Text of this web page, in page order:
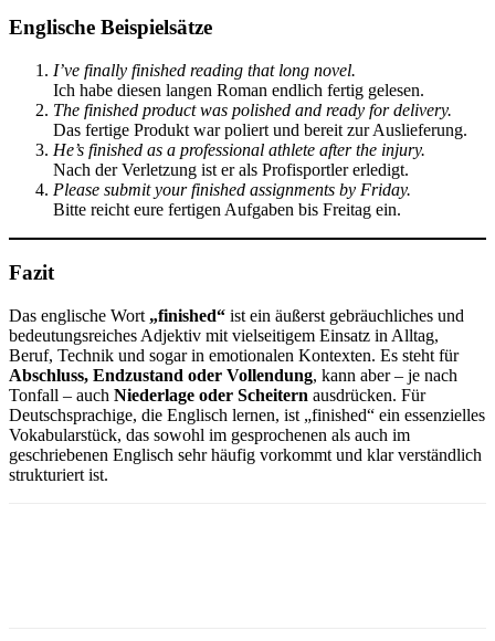
Englische Beispielsätze
I’ve finally finished reading that long novel.
Ich habe diesen langen Roman endlich fertig gelesen.
The finished product was polished and ready for delivery.
Das fertige Produkt war poliert und bereit zur Auslieferung.
He’s finished as a professional athlete after the injury.
Nach der Verletzung ist er als Profisportler erledigt.
Please submit your finished assignments by Friday.
Bitte reicht eure fertigen Aufgaben bis Freitag ein.
Fazit
Das englische Wort „finished“ ist ein äußerst gebräuchliches und
bedeutungsreiches Adjektiv mit vielseitigem Einsatz in Alltag,
Beruf, Technik und sogar in emotionalen Kontexten. Es steht für
Abschluss, Endzustand oder Vollendung, kann aber – je nach
Tonfall – auch Niederlage oder Scheitern ausdrücken. Für
Deutschsprachige, die Englisch lernen, ist „finished“ ein essenzielles
Vokabularstück, das sowohl im gesprochenen als auch im
geschriebenen Englisch sehr häufig vorkommt und klar verständlich
strukturiert ist.